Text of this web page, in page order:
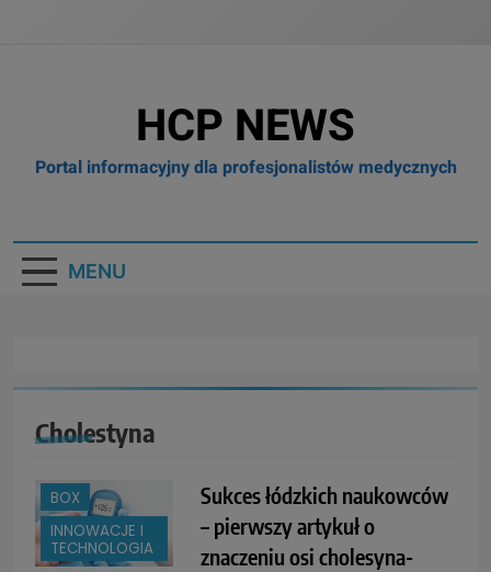
HCP NEWS
Portal informacyjny dla profesjonalistów medycznych
MENU
Cholestyna
BOX
INNOWACJE I
TECHNOLOGIA
Sukces łódzkich naukowców
– pierwszy artykuł o
znaczeniu osi cholesyna-